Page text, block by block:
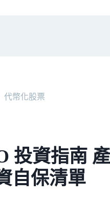
代幣化股票
投資指南
自保清單